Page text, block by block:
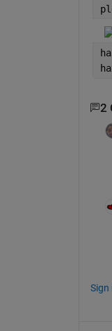
2
Sign